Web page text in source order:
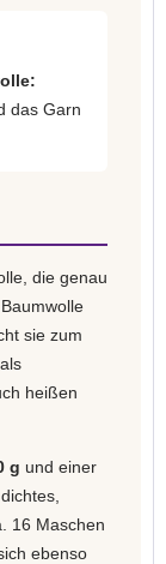
das Garn
die genau
sie zum
heißen
g und einer
16 Maschen
ebenso